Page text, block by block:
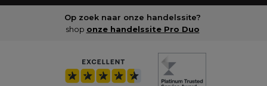
Op zoek naar onze handelssite?
shop onze handelssite Pro Duo